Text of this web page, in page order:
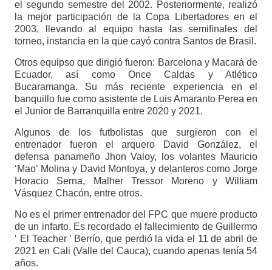
el segundo semestre del 2002. Posteriormente, realizó
la mejor participación de la Copa Libertadores en el
2003, llevando al equipo hasta las semifinales del
torneo, instancia en la que cayó contra Santos de Brasil.
Otros equipso que dirigió fueron: Barcelona y Macará de
Ecuador, así como Once Caldas y Atlético
Bucaramanga. Su más reciente experiencia en el
banquillo fue como asistente de Luis Amaranto Perea en
el Junior de Barranquilla entre 2020 y 2021.
Algunos de los futbolistas que surgieron con el
entrenador fueron el arquero David González, el
defensa panameño Jhon Valoy, los volantes Mauricio
‘Mao’ Molina y David Montoya, y delanteros como Jorge
Horacio Serna, Malher Tressor Moreno y William
Vásquez Chacón, entre otros.
No es el primer entrenador del FPC que muere producto
de un infarto. Es recordado el fallecimiento de Guillermo
‘ El Teacher ’ Berrío, que perdió la vida el 11 de abril de
2021 en Cali (Valle del Cauca), cuando apenas tenía 54
años.